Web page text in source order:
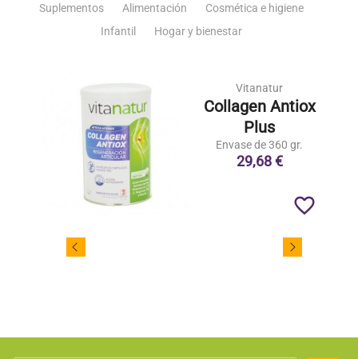
Suplementos Alimentación
Cosmética e higiene
Infantil
Hogar y bienestar
Vitanatur
Collagen Antiox
Plus
Envase de 360 gr.
29,68 €
favorite_border